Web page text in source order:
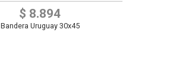
$ 8.894
Bandera Uruguay 30x45